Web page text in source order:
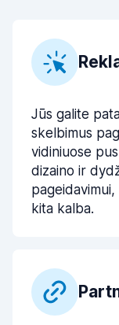
Jūs galite
skelbimus
vidiniuose
dizaino ir
kita kalba.